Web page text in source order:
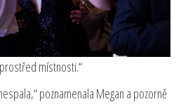
místnosti.“
poznamenala Megan a pozorně